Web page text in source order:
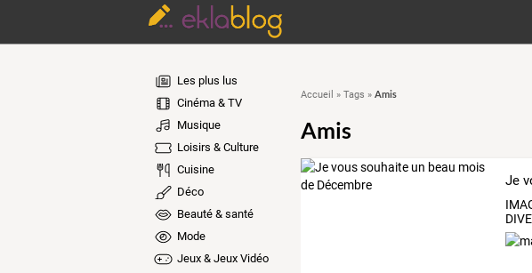
Les plus lus
Cinéma & TV
Musique
Loisirs & Culture
Cuisine
Déco
Beauté & santé
Mode
Jeux & Jeux Vidéo
Accueil » Tags » Amis
Amis
Je